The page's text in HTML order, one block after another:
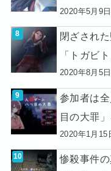
2020年5月9
閉ざされ
「トガビ
2020年8月5
参加者は
目の大罪」
2020年1月15
惨殺事件